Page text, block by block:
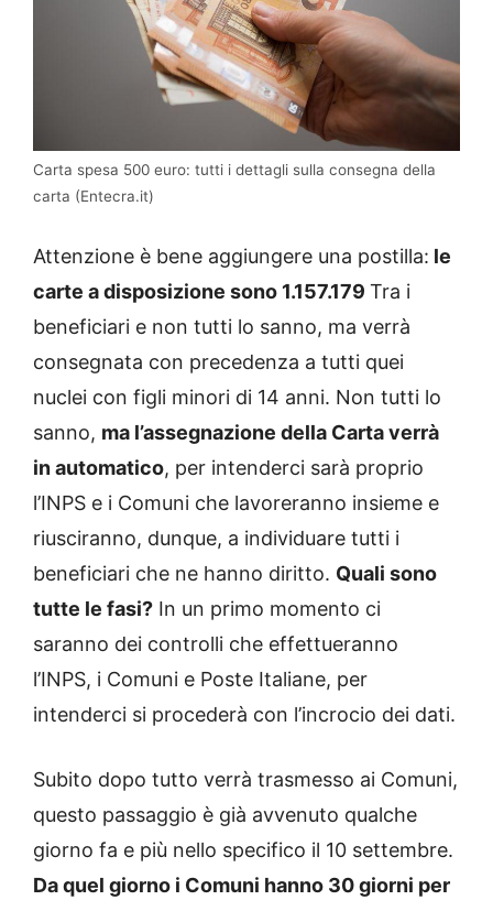
Carta spesa 500 euro: tutti i dettagli sulla consegna della
carta (Entecra.it)
Attenzione è bene aggiungere una postilla: le
carte a disposizione sono 1.157.179 Tra i
beneficiari e non tutti lo sanno, ma verrà
consegnata con precedenza a tutti quei
nuclei con figli minori di 14 anni. Non tutti lo
sanno, ma l’assegnazione della Carta verrà
in automatico, per intenderci sarà proprio
l’INPS e i Comuni che lavoreranno insieme e
riusciranno, dunque, a individuare tutti i
beneficiari che ne hanno diritto. Quali sono
tutte le fasi? In un primo momento ci
saranno dei controlli che effettueranno
l’INPS, i Comuni e Poste Italiane, per
intenderci si procederà con l’incrocio dei dati.
Subito dopo tutto verrà trasmesso ai Comuni,
questo passaggio è già avvenuto qualche
giorno fa e più nello specifico il 10 settembre.
Da quel giorno i Comuni hanno 30 giorni per